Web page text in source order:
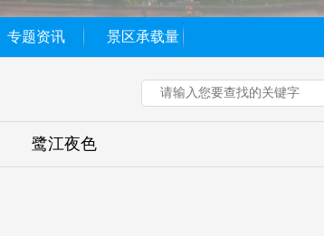
专题资讯 景区承载量
鹭江夜色